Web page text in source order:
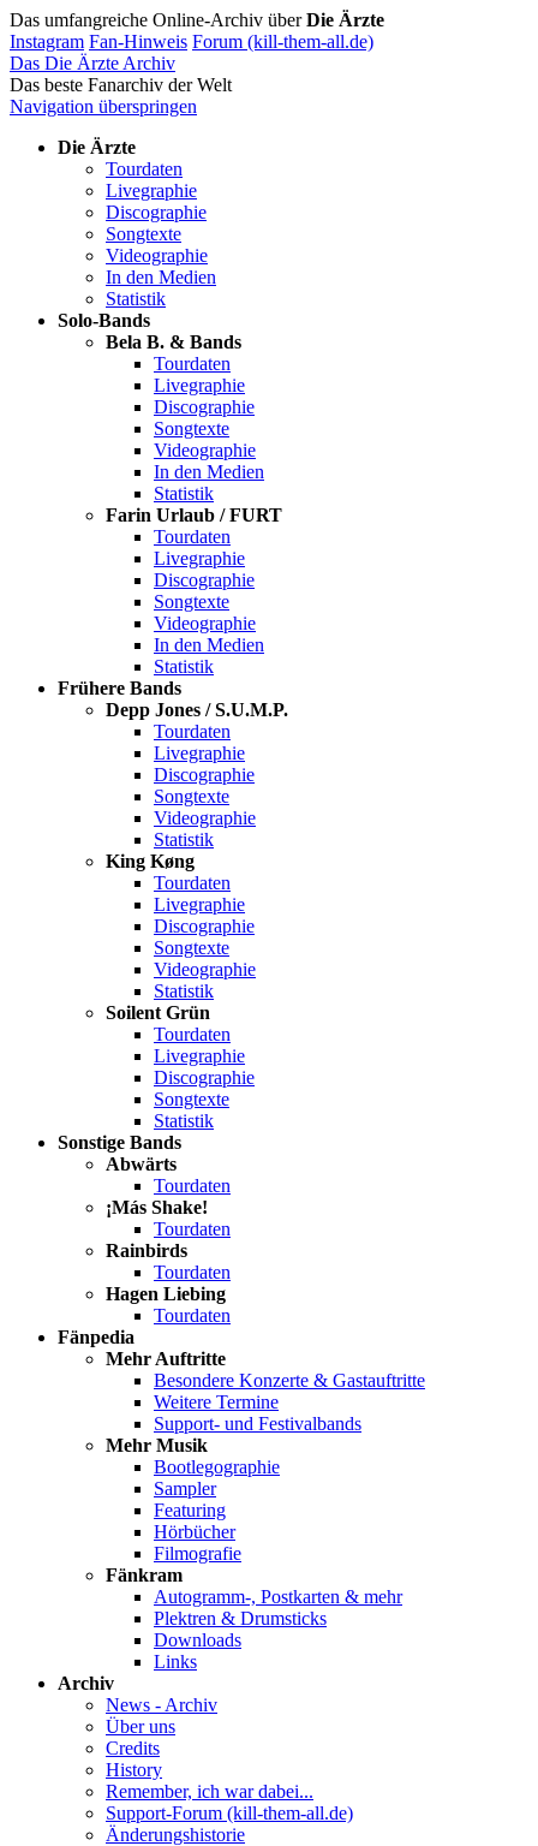
Das umfangreiche Online-Archiv überDie Ärzte
Instagram Fan-Hinweis Forum (kill-them-all.de)
Das Die Ärzte Archiv
Das beste Fanarchiv der Welt
Navigation überspringen
Die Ärzte
Tourdaten
Livegraphie
Discographie
Songtexte
Videographie
In den Medien
Statistik
Solo-Bands
Bela B. & Bands
Tourdaten
Livegraphie
Discographie
Songtexte
Videographie
In den Medien
Statistik
Farin Urlaub / FURT
Tourdaten
Livegraphie
Discographie
Songtexte
Videographie
In den Medien
Statistik
Frühere Bands
Depp Jones / S.U.M.P.
Tourdaten
Livegraphie
Discographie
Songtexte
Videographie
Statistik
King Køng
Tourdaten
Livegraphie
Discographie
Songtexte
Videographie
Statistik
Soilent Grün
Tourdaten
Livegraphie
Discographie
Songtexte
Statistik
Sonstige Bands
Abwärts
Tourdaten
¡Más Shake!
Tourdaten
Rainbirds
Tourdaten
Hagen Liebing
Tourdaten
Fänpedia
Mehr Auftritte
Besondere Konzerte & Gastauftritte
Weitere Termine
Support- und Festivalbands
Mehr Musik
Bootlegographie
Sampler
Featuring
Hörbücher
Filmografie
Fänkram
Autogramm-, Postkarten & mehr
Plektren & Drumsticks
Downloads
Links
Archiv
News - Archiv
Über uns
Credits
History
Remember, ich war dabei...
Support-Forum (kill-them-all.de)
Änderungshistorie